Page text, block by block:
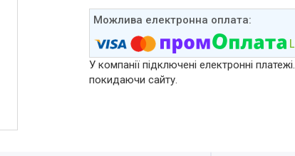
У компанії підключені електронні
покидаючи сайту.